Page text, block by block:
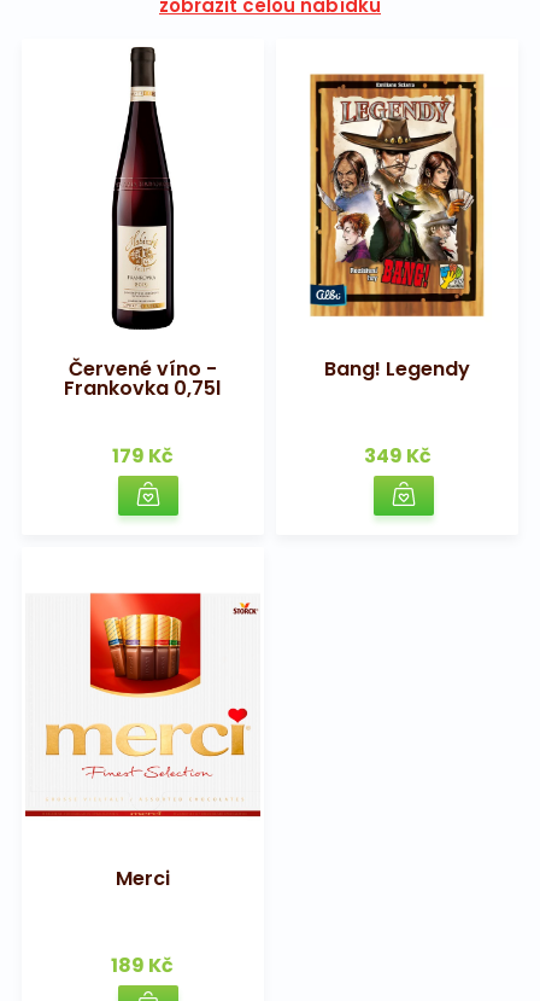
zobrazit celou nabídku
Červené víno -
Frankovka 0,75l
179 Kč
Bang! Legendy
349 Kč
Merci
189 Kč